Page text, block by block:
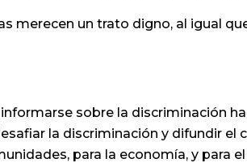
merecen un trato digno, al igual
sobre la discriminación
la discriminación y difundir el
para la economía, y para